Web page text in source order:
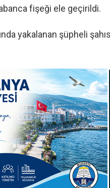
fişeği ele geçirildi.
yakalanan şüpheli